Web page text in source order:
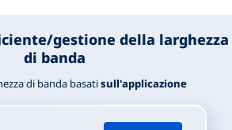
gestione della larghezza
di banda
di banda basatisull'applicazione